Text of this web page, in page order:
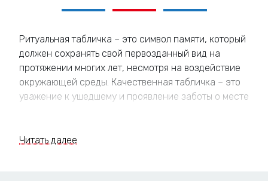
Ритуальная табличка – это символ памяти, который
должен сохранять свой первозданный вид на
протяжении многих лет, несмотря на воздействие
окружающей среды. Качественная табличка – это
уважение к ушедшему и проявление заботы о месте
Читать далее